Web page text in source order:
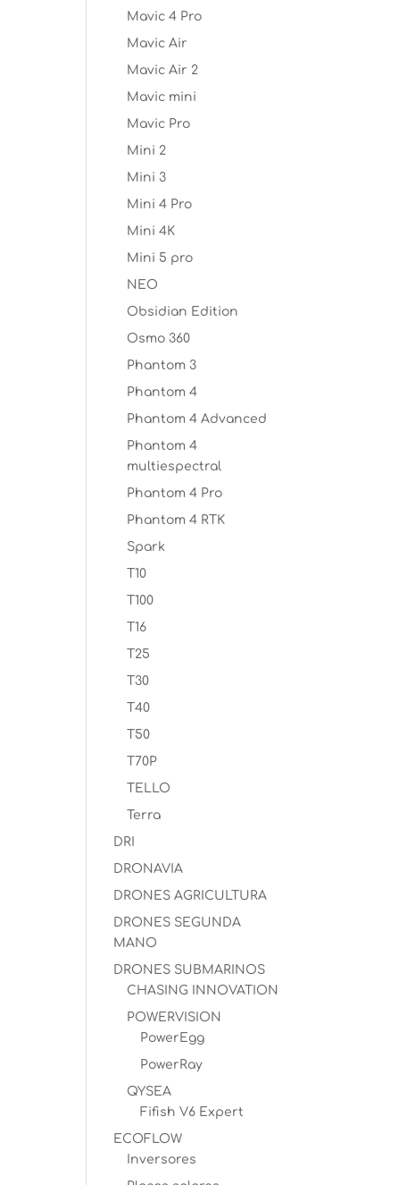
Mavic 4 Pro
Mavic Air
Mavic Air 2
Mavic mini
Mavic Pro
Mini 2
Mini 3
Mini 4 Pro
Mini 4K
Mini 5 pro
NEO
Obsidian Edition
Osmo 360
Phantom 3
Phantom 4
Phantom 4 Advanced
Phantom 4
multiespectral
Phantom 4 Pro
Phantom 4 RTK
Spark
T10
T100
T16
T25
T30
T40
T50
T70P
TELLO
Terra
DRI
DRONAVIA
DRONES AGRICULTURA
DRONES SEGUNDA
MANO
DRONES SUBMARINOS
CHASING INNOVATION
POWERVISION
PowerEgg
PowerRay
QYSEA
Fifish V6 Expert
ECOFLOW
Inversores